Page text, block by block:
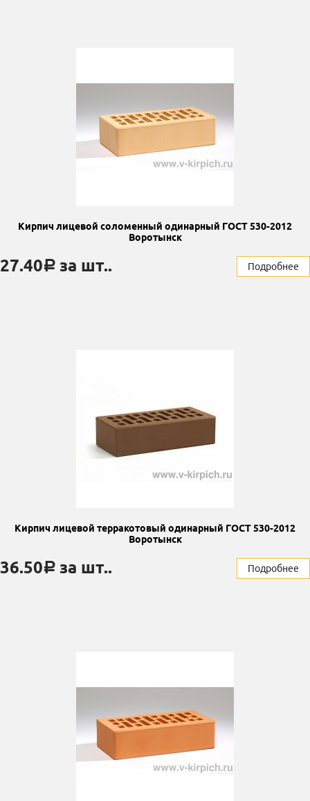
Кирпич лицевой соломенный одинарный ГОСТ 530-2012
Воротынск
27.40a за шт.. Подробнее
Кирпич лицевой терракотовый одинарный ГОСТ 530-2012
Воротынск
36.50a за шт.. Подробнее